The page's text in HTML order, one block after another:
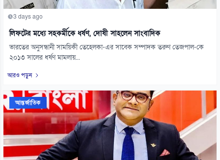
3 days ago
লিফটের মধ্যে সহকর্মীকে ধর্ষণ, দোষী সাহলেন সাংবাদিক
ভারতের অনুসন্ধানী সাময়িকী তেহেলকা-এর সাবেক সম্পাদক তরুণ তেজপাল-কে
২০১৩ সালের ধর্ষণ মামলায়...
আরও পড়ুন
আন্তর্জাতিক